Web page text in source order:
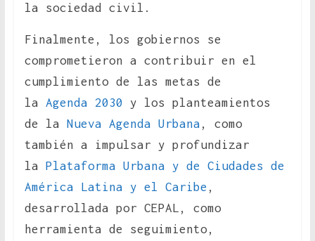
la sociedad civil.
Finalmente, los gobiernos se
comprometieron a contribuir en el
cumplimiento de las metas de
la Agenda 2030 y los planteamientos
de la Nueva Agenda Urbana , como
también a impulsar y profundizar
la Plataforma Urbana y de Ciudades de
América Latina y el Caribe ,
desarrollada por CEPAL, como
herramienta de seguimiento,